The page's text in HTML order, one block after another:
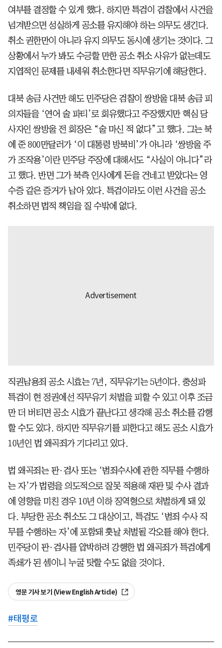
여부를 결정할 수 있게 했다. 하지만 특검이 검찰에서 사건을
넘겨받으면 성실하게 공소를 유지해야 하는 의무도 생긴다.
취소 권한만이 아니라 유지 의무도 동시에 생기는 것이다. 그
상황에서 누가 봐도 수긍할 만한 공소 취소 사유가 없는데도
지엽적인 문제를 내세워 취소한다면 직무유기에 해당한다.
대북 송금 사건만 해도 민주당은 검찰이 쌍방울 대북 송금 피
의자들을 ‘연어 술 파티’로 회유했다고 주장했지만 핵심 당
사자인 쌍방울 전 회장은 “술 마신 적 없다”고 했다. 그는 북
에 준 800만달러가 ‘이 대통령 방북비’가 아니라 ‘쌍방울 주
가 조작용’이란 민주당 주장에 대해서도 “사실이 아니다”라
고 했다. 반면 그가 북측 인사에게 돈을 건네고 받았다는 영
수증 같은 증거가 남아 있다. 특검이라도 이런 사건을 공소
취소하면 법적 책임을 질 수밖에 없다.
직권남용죄 공소 시효는 7년, 직무유기는 5년이다. 충성파
특검이 현 정권에선 직무유기 처벌을 피할 수 있고 이후 조금
만 더 버티면 공소 시효가 끝난다고 생각해 공소 취소를 감행
할 수도 있다. 하지만 직무유기를 피한다고 해도 공소 시효가
10년인 법 왜곡죄가 기다리고 있다.
법 왜곡죄는 판·검사 또는 ‘범죄수사에 관한 직무를 수행하
는 자’가 법령을 의도적으로 잘못 적용해 재판 및 수사 결과
에 영향을 미친 경우 10년 이하 징역형으로 처벌하게 돼 있
다. 부당한 공소 취소도 그 대상이고, 특검도 ‘범죄 수사 직
무를 수행하는 자’에 포함돼 훗날 처벌될 각오를 해야 한다.
민주당이 판·검사를 압박하려 강행한 법 왜곡죄가 특검에게
족쇄가 된 셈이니 누굴 탓할 수도 없을 것이다.
영문 기사 보기 (View English Article)
#태평로